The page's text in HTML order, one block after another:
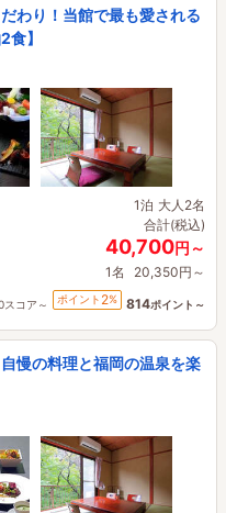
わり！当館で最も愛される
】
1泊 大人2名
合計(税込)
40,700円～
1名 20,350円～
コア～ ポイント 2% 814ポイント～
慢の料理と福岡の温泉を楽